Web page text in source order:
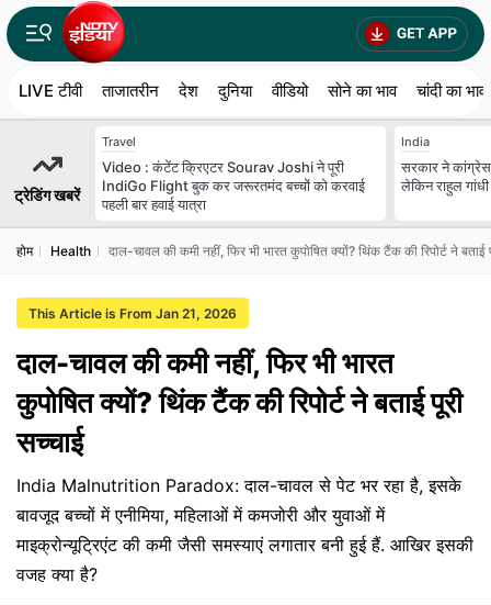
LIVE टीवी ताजातरीन देश दुनिया वीडियो सोने का भाव चांदी का भाव
ट्रेडिंग खबरें
Travel
Video : कंटेंट क्र‍िएटर Sourav Joshi ने पूरी
IndiGo Flight बुक कर जरूरतमंद बच्चों को करवाई
पहली बार हवाई यात्रा
India
सरकार ने कांग्रेस
लेकिन राहुल
होम Health दाल-चावल की कमी नहीं, फिर भी भारत कुपोषित क्यों? थिंक टैंक की रिपोर्ट ने बताई
This Article is From Jan 21, 2026
दाल-चावल की कमी नहीं, फिर भी भारत
कुपोषित क्यों? थिंक टैंक की रिपोर्ट ने बताई पूरी
सच्चाई
India Malnutrition Paradox: दाल-चावल से पेट भर रहा है, इसके
बावजूद बच्चों में एनीमिया, महिलाओं में कमजोरी और युवाओं में
माइक्रोन्यूट्रिएंट की कमी जैसी समस्याएं लगातार बनी हुई हैं. आखिर इसकी
वजह क्या है?